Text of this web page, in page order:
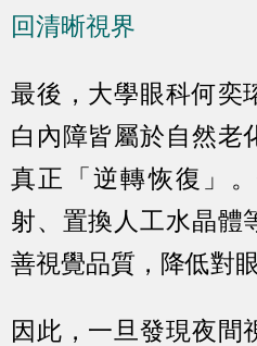
回清晰視界
最後，大學眼科何奕
白內障皆屬於自然老
真正「逆轉恢復」
射、置換人工水晶體
善視覺品質，降低對
因此，一旦發現夜間